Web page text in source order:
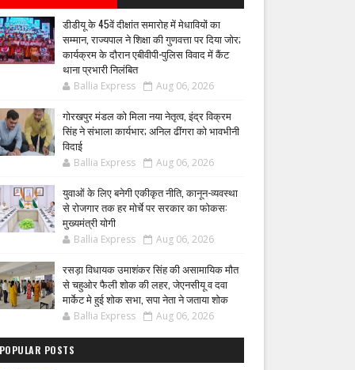
डीडीयू के 45वें दीक्षांत समारोह में मेधावियों का
सम्मान, राज्यपाल ने शिक्षा की गुणवत्ता पर दिया जोर;
कार्यक्रम के दौरान एबीवीपी-पुलिस विवाद में कैंट
थाना प्रभारी निलंबित
Ballia Express Aug 06, 2026
गोरखपुर मंडल को मिला नया नेतृत्व, इंद्र विक्रम
सिंह ने संभाला कार्यभार; अनिल ढींगरा को भावभीनी
विदाई
Ballia Express Aug 06, 2026
युवाओं के लिए बनेगी एकीकृत नीति, कानून-व्यवस्था
से रोजगार तक हर मोर्चे पर सरकार का फोकस:
मुख्यमंत्री योगी
Ballia Express Aug 06, 2026
रसड़ा विधायक उमाशंकर सिंह की असामायिक मौत
से चहुओर फैली शोक की लहर, जेएनसीयू व दवा
मार्केट मे हुई शोक सभा, सपा नेता ने जताया शोक
Ballia Express Aug 06, 2026
POSTS